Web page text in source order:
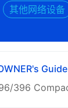
其他网络设备
Guide
396